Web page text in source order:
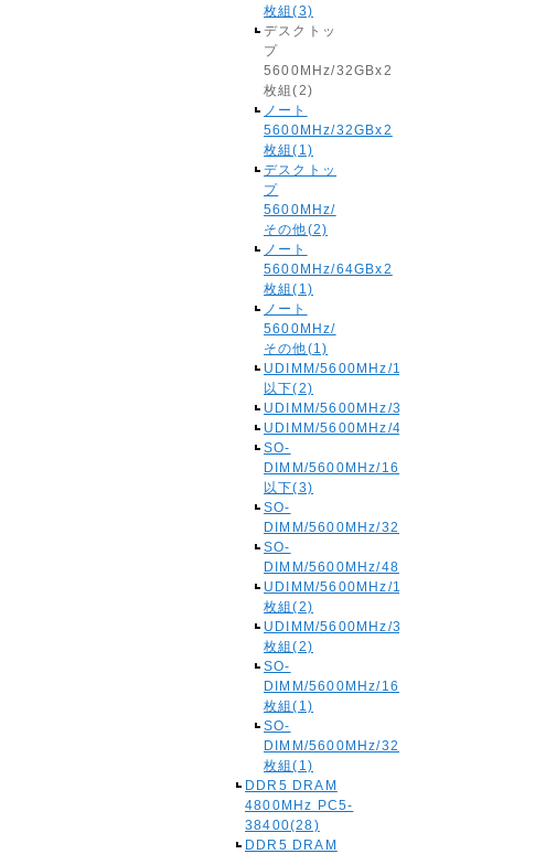
枚組(3)
デスクトッ
プ
5600MHz/32GBx2
枚組(2)
ノート
5600MHz/32GBx2
枚組(1)
デスクトッ
プ
5600MHz/
その他(2)
ノート
5600MHz/64GBx2
枚組(1)
ノート
5600MHz/
その他(1)
UDIMM/5600MHz/16GB
以下(2)
UDIMM/5600MHz/32GB(1)
UDIMM/5600MHz/48GB(1)
SO-
DIMM/5600MHz/16GB
以下(3)
SO-
DIMM/5600MHz/32GB(2)
SO-
DIMM/5600MHz/48GB(1)
UDIMM/5600MHz/16GBx2
枚組(2)
UDIMM/5600MHz/32GBx2
枚組(2)
SO-
DIMM/5600MHz/16GBx2
枚組(1)
SO-
DIMM/5600MHz/32GBx2
枚組(1)
DDR5 DRAM
4800MHz PC5-
38400(28)
DDR5 DRAM